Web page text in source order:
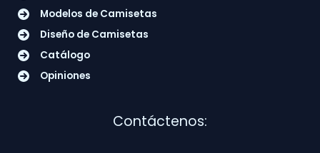
Modelos de Camisetas
Diseño de Camisetas
Catálogo
Opiniones
Contáctenos: